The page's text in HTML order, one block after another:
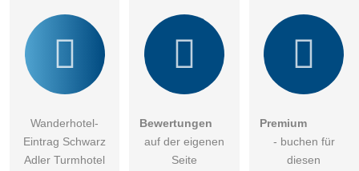
Wanderhotel-
Eintrag Schwarz
Adler Turmhotel
Bewertungen
auf der eigenen
Seite
Premium
- buchen für
diesen